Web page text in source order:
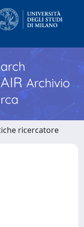
Archivio
ricercatore